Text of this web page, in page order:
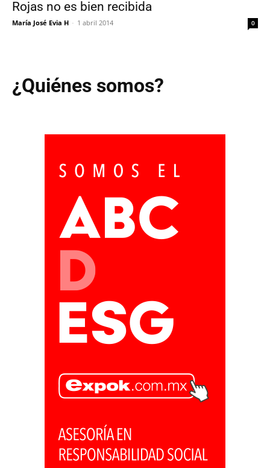
Rojas no es bien recibida
María José Evia H - 1 abril 2014 0
¿Quiénes somos?